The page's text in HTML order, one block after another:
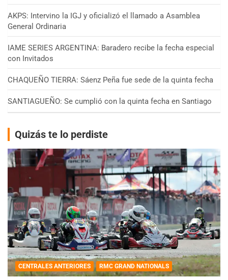
AKPS: Intervino la IGJ y oficializó el llamado a Asamblea
General Ordinaria
IAME SERIES ARGENTINA: Baradero recibe la fecha especial
con Invitados
CHAQUEÑO TIERRA: Sáenz Peña fue sede de la quinta fecha
SANTIAGUEÑO: Se cumplió con la quinta fecha en Santiago
Quizás te lo perdiste
CENTRALES ANTERIORES RMC GRAND NATIONALS